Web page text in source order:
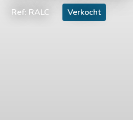
Ref: RALC Verkocht